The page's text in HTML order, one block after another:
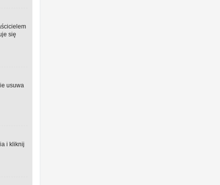
się
usuwa
i kliknij